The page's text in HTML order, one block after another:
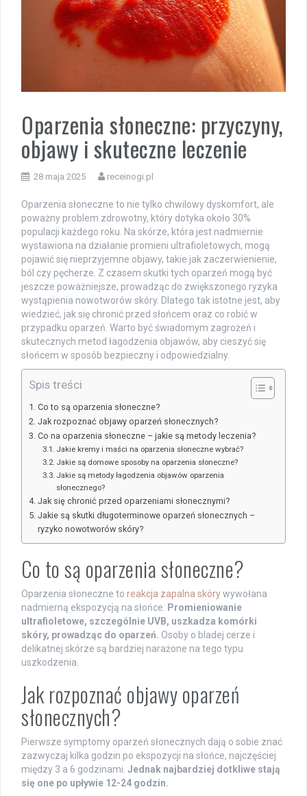
Oparzenia słoneczne: przyczyny,
objawy i skuteczne leczenie
28 maja 2025 receinogi.pl
Oparzenia słoneczne to nie tylko chwilowy dyskomfort, ale
poważny problem zdrowotny, który dotyka około 30%
populacji każdego roku. Na skórze, która jest nadmiernie
wystawiona na działanie promieni ultrafioletowych, mogą
pojawić się nieprzyjemne objawy, takie jak zaczerwienienie,
ból czy pęcherze. Z czasem skutki tych oparzeń mogą być
jeszcze poważniejsze, prowadząc do zwiększonego ryzyka
wystąpienia nowotworów skóry. Dlatego tak istotne jest, aby
wiedzieć, jak się chronić przed słońcem oraz co robić w
przypadku oparzeń. Warto być świadomym zagrożeń i
skutecznych metod łagodzenia objawów, aby cieszyć się
słońcem w sposób bezpieczny i odpowiedzialny.
Spis treści
Co to są oparzenia słoneczne?
Jak rozpoznać objawy oparzeń słonecznych?
Co na oparzenia słoneczne – jakie są metody leczenia?
Jakie kremy i maści na oparzenia słoneczne wybrać?
Jakie są domowe sposoby na oparzenia słoneczne?
Jakie są metody łagodzenia objawów oparzenia
słonecznego?
Jak się chronić przed oparzeniami słonecznymi?
Jakie są skutki długoterminowe oparzeń słonecznych –
ryzyko nowotworów skóry?
Co to są oparzenia słoneczne?
Oparzenia słoneczne to reakcja zapalna skórywywołana
nadmierną ekspozycją na słońce.
Promieniowanie
ultrafioletowe, szczególnie UVB, uszkadza komórki
skóry, prowadząc do oparzeń. Osoby o bladej cerze i
delikatnej skórze są bardziej narażone na tego typu
uszkodzenia.
Jak rozpoznać objawy oparzeń
słonecznych?
Pierwsze symptomy oparzeń słonecznych dają o sobie znać
zazwyczaj kilka godzin po ekspozycji na słońce, najczęściej
między 3 a 6 godzinami. Jednak najbardziej dotkliwe stają
się one po upływie 12-24 godzin.